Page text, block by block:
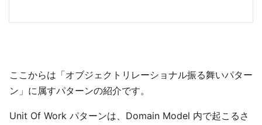
ここからは「オブジェクトリレーショナル振る舞いパター
ン」に属すパターンの紹介です。
Unit Of Work パターンは、Domain Model 内で起こるさ